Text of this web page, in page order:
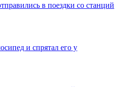
в поездки со станций
и спрятал его у